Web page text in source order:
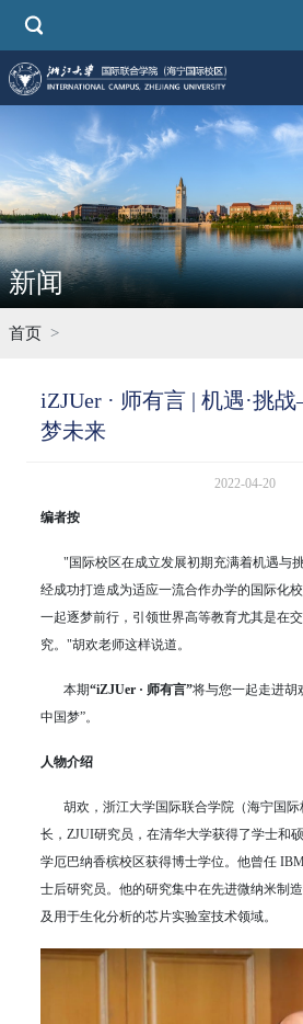
要
新闻
首页
iZJUer · 师有言 | 机遇·挑
梦未来
2022-04-20
编者按
"国际校区在成立发展初期充满着机遇与
经成功打造成为适应一流合作办学的国际化
一起逐梦前行，引领世界高等教育尤其是在
究。"胡欢老师这样说道。
本期“iZJUer · 师有言”将与您一起走进胡
中国梦”。
人物介绍
胡欢，浙江大学国际联合学院（海宁国际
长，ZJUI研究员，在清华大学获得了学士和
学厄巴纳香槟校区获得博士学位。他曾任
士后研究员。他的研究集中在先进微纳米制
及用于生化分析的芯片实验室技术领域。